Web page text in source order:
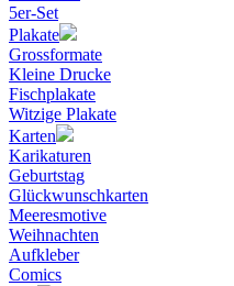
5er-Set
Plakate
Grossformate
Kleine Drucke
Fischplakate
Witzige Plakate
Karten
Karikaturen
Geburtstag
Glückwunschkarten
Meeresmotive
Weihnachten
Aufkleber
Comics